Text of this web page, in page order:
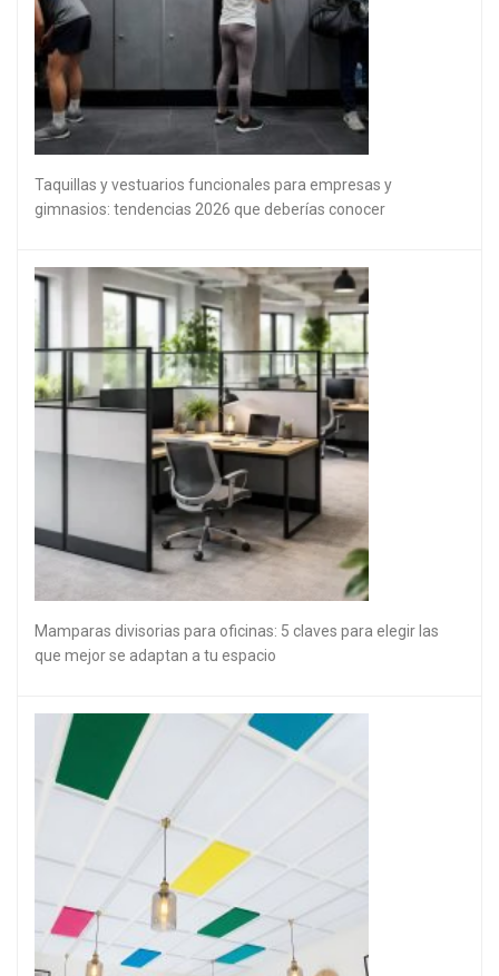
Taquillas y vestuarios funcionales para empresas y
gimnasios: tendencias 2026 que deberías conocer
Mamparas divisorias para oficinas: 5 claves para elegir las
que mejor se adaptan a tu espacio